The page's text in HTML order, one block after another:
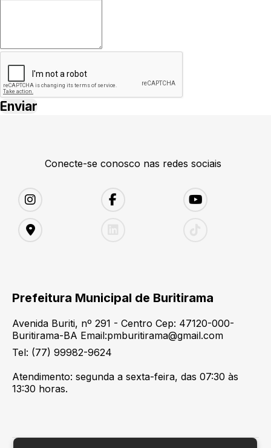
Conecte-se conosco nas redes sociais
Prefeitura Municipal de Buritirama
Avenida Buriti, nº 291 - Centro Cep: 47120-000-
Buritirama-BA Email:pmburitirama@gmail.com
Tel: (77) 99982-9624
Atendimento: segunda a sexta-feira, das 07:30 às
13:30 horas.